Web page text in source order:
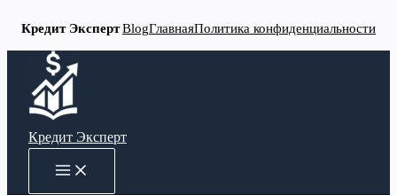
Кредит ЭкспертBlogГлавнаяПолитика конфиденциальности
Перейти
содержимому
Кредит Эксперт
MAIN
MENU